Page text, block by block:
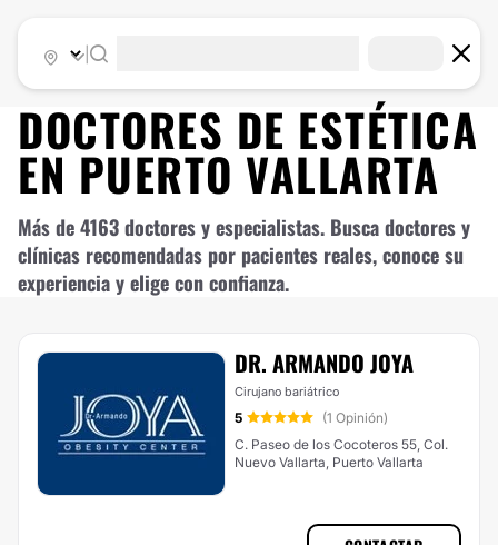
DOCTORES DE ESTÉTICA
EN PUERTO VALLARTA
Más de 4163 doctores y especialistas. Busca doctores y
clínicas recomendadas por pacientes reales, conoce su
experiencia y elige con confianza.
DR. ARMANDO JOYA
Cirujano bariátrico
5
(1 Opinión)
C. Paseo de los Cocoteros 55, Col.
Nuevo Vallarta, Puerto Vallarta